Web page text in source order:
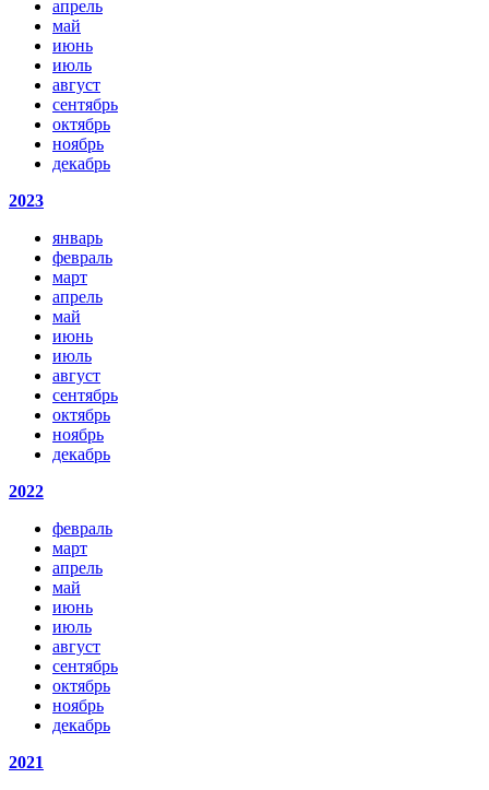
апрель
май
июнь
июль
август
сентябрь
октябрь
ноябрь
декабрь
2023
январь
февраль
март
апрель
май
июнь
июль
август
сентябрь
октябрь
ноябрь
декабрь
2022
февраль
март
апрель
май
июнь
июль
август
сентябрь
октябрь
ноябрь
декабрь
2021